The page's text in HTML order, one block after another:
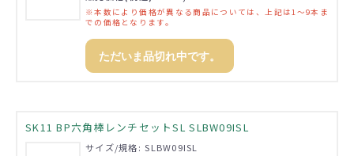
※本数により価格が異なる商品については、上記は1～9本ま
での価格となります。
ただいま品切れ中です。
SK11 BP六角棒レンチセットSL SLBW09ISL
サイズ/規格: SLBW09ISL